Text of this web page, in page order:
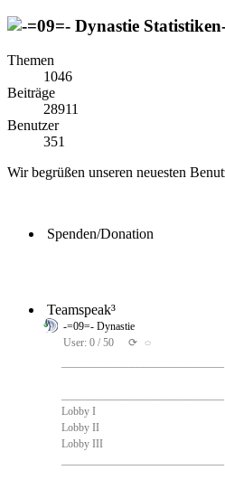
Themen
1046
Beiträge
28911
Benutzer
351
Wir begrüßen unseren neuesten
Spenden/Donation
Teamspeak³
-=09=- Dynastie
User: 0 / 50
⟳ ◌
Lobby I
Lobby II
Lobby III